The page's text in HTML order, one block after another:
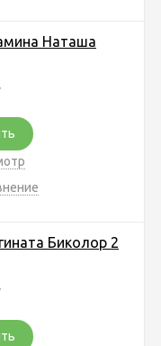
Наташа
Биколор 2